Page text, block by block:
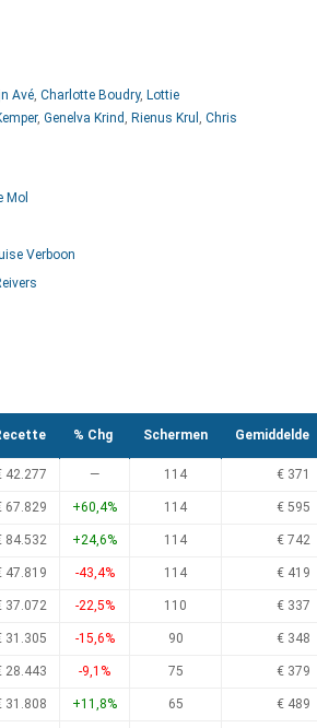
Avé, Charlotte Boudry, Lottie
, Genelva Krind , Rienus Krul , Chris
Mol
Verboon
% Chg Schermen Gemiddelde
42.277 — 114 € 371
67.829 +60,4% 114 € 595
84.532 +24,6% 114 € 742
47.819 -43,4% 114 € 419
37.072 -22,5% 110 € 337
31.305 -15,6% 90 € 348
28.443 -9,1% 75 € 379
31.808 +11,8% 65 € 489